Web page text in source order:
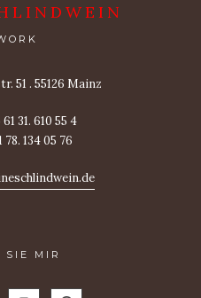
51 . 55126 Mainz
31. 610 55 4
78. 134 05 76
SIE MIR